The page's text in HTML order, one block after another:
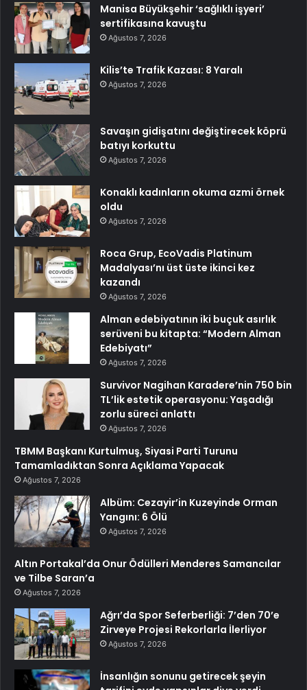
Manisa Büyükşehir ‘sağlıklı işyeri’
sertifikasına kavuştu
Ağustos 7, 2026
Kilis’te Trafik Kazası: 8 Yaralı
Ağustos 7, 2026
Savaşın gidişatını değiştirecek köprü
batıyı korkuttu
Ağustos 7, 2026
Konaklı kadınların okuma azmi örnek
oldu
Ağustos 7, 2026
Roca Grup, EcoVadis Platinum
Madalyası’nı üst üste ikinci kez
kazandı
Ağustos 7, 2026
Alman edebiyatının iki buçuk asırlık
serüveni bu kitapta: “Modern Alman
Edebiyatı”
Ağustos 7, 2026
Survivor Nagihan Karadere’nin 750 bin
TL’lik estetik operasyonu: Yaşadığı
zorlu süreci anlattı
Ağustos 7, 2026
TBMM Başkanı Kurtulmuş, Siyasi Parti Turunu
Tamamladıktan Sonra Açıklama Yapacak
Ağustos 7, 2026
Albüm: Cezayir’in Kuzeyinde Orman
Yangını: 6 Ölü
Ağustos 7, 2026
Altın Portakal’da Onur Ödülleri Menderes Samancılar
ve Tilbe Saran’a
Ağustos 7, 2026
Ağrı’da Spor Seferberliği: 7’den 70’e
Zirveye Projesi Rekorlarla İlerliyor
Ağustos 7, 2026
İnsanlığın sonunu getirecek şeyin